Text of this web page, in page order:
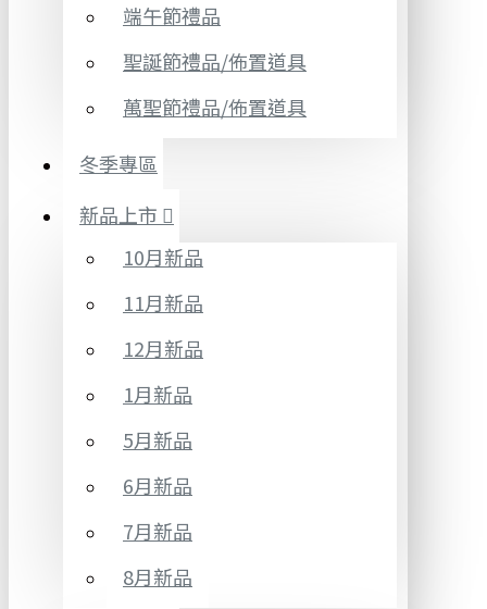
端午節禮品
聖誕節禮品/佈置道具
萬聖節禮品/佈置道具
冬季專區
新品上市
10月新品
11月新品
12月新品
1月新品
5月新品
6月新品
7月新品
8月新品